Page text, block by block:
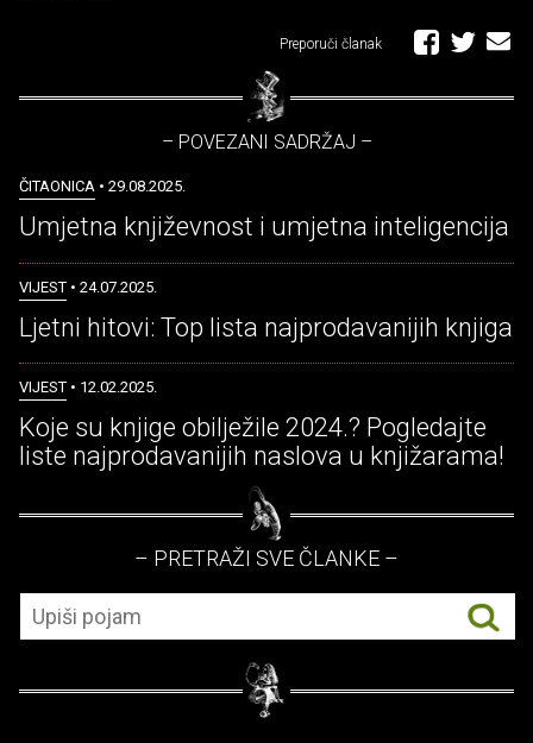
Preporuči članak
– POVEZANI SADRŽAJ –
ČITAONICA • 29.08.2025.
Umjetna književnost i umjetna inteligencija
VIJEST • 24.07.2025.
Ljetni hitovi: Top lista najprodavanijih knjiga
VIJEST • 12.02.2025.
Koje su knjige obilježile 2024.? Pogledajte
liste najprodavanijih naslova u knjižarama!
– PRETRAŽI SVE ČLANKE –